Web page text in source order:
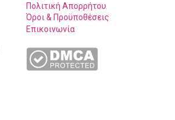
Πολιτική Απορρήτου
Όροι & Προϋποθέσεις
Επικοινωνία